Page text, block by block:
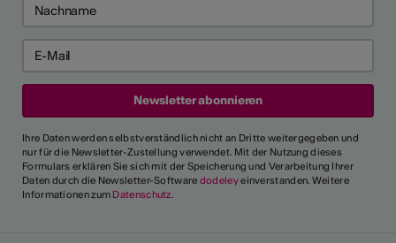
Ihre Daten werden selbstverständlich nicht an Dritte weitergegeben und
nur für die Newsletter-Zustellung verwendet. Mit der Nutzung dieses
Formulars erklären Sie sich mit der Speicherung und Verarbeitung Ihrer
Daten durch die Newsletter-Software dodeleyeinverstanden. Weitere
Informationen zum Datenschutz.